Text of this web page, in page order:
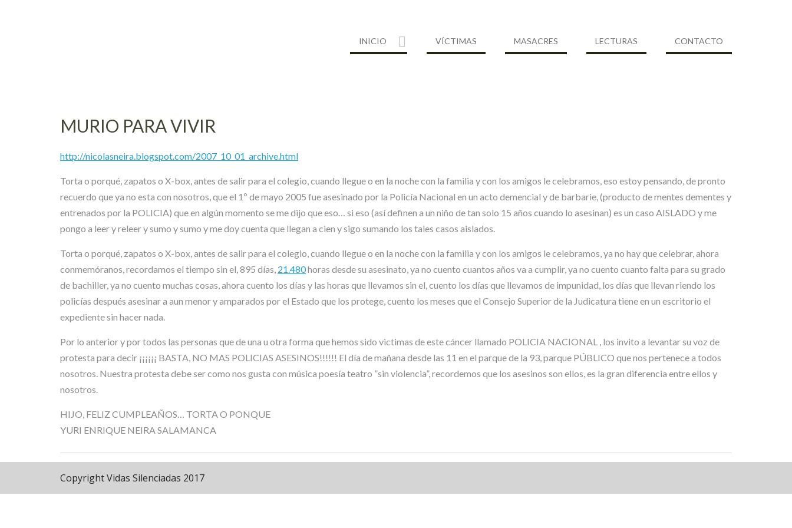
INICIO VÍCTIMAS MASACRES LECTURAS CONTACTO
MURIO PARA VIVIR
http://nicolasneira.blogspot.com/2007_10_01_archive.html
Torta o porqué, zapatos o X-box, antes de salir para el colegio, cuando llegue o en la noche con la familia y con los amigos le celebramos, eso estoy pensando, de pronto
recuerdo que ya no esta con nosotros, que el 1º de mayo 2005 fue asesinado por la Policía Nacional en un acto demencial y de barbarie, (producto de mentes dementes y
entrenados por la POLICIA) que en algún momento se me dijo que eso… si eso (así definen a un niño de tan solo 15 años cuando lo asesinan) es un caso AISLADO y me
pongo a leer y releer y sumo y sumo y me doy cuenta que llegan a cien y sigo sumando los tales casos aislados.
Torta o porqué, zapatos o X-box, antes de salir para el colegio, cuando llegue o en la noche con la familia y con los amigos le celebramos, ya no hay que celebrar, ahora
conmemóranos, recordamos el tiempo sin el, 895 días, 21.480horas desde su asesinato, ya no cuento cuantos años va a cumplir, ya no cuento cuanto falta para su grado
de bachiller, ya no cuento muchas cosas, ahora cuento los días y las horas que llevamos sin el, cuento los días que llevamos de impunidad, los días que llevan riendo los
policías después asesinar a aun menor y amparados por el Estado que los protege, cuento los meses que el Consejo Superior de la Judicatura tiene en un escritorio el
expediente sin hacer nada.
Por lo anterior y por todos las personas que de una u otra forma que hemos sido victimas de este cáncer llamado POLICIA NACIONAL , los invito a levantar su voz de
protesta para decir ¡¡¡¡¡¡ BASTA, NO MAS POLICIAS ASESINOS!!!!!! El día de mañana desde las 11 en el parque de la 93, parque PÚBLICO que nos pertenece a todos
nosotros. Nuestra protesta debe ser como nos gusta con música poesía teatro ”sin violencia”, recordemos que los asesinos son ellos, es la gran diferencia entre ellos y
nosotros.
HIJO, FELIZ CUMPLEAÑOS… TORTA O PONQUE
YURI ENRIQUE NEIRA SALAMANCA
Copyright Vidas Silenciadas 2017